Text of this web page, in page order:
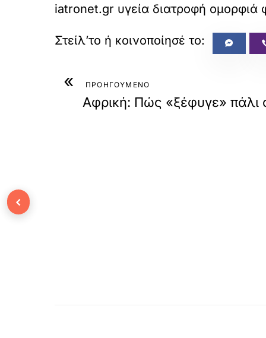
iatronet.gr υγεία διατροφή ομορφιά
« ΠΡΟΗΓΟΥΜΕΝΟ
Αφρική: Πώς «ξέφυγε» πάλι
‹